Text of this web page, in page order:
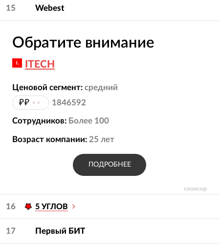
15 Webest
спонсор
Обратите внимание
ITECH
Ценовой сегмент: средний
₽₽ •• 1846592
Сотрудников: Более 100
Возраст компании: 25 лет
ПОДРОБНЕЕ
16 5 УГЛОВ
17 Первый БИТ